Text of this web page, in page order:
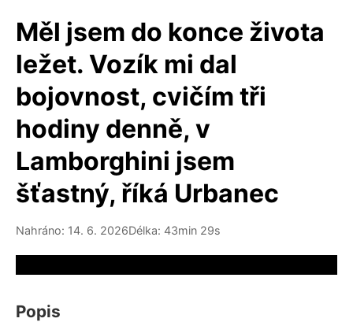
Měl jsem do konce života
ležet. Vozík mi dal
bojovnost, cvičím tři
hodiny denně, v
Lamborghini jsem
šťastný, říká Urbanec
Nahráno: 14. 6. 2026Délka: 43min 29s
Popis